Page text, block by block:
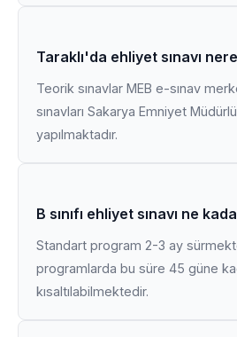
Taraklı'da ehliyet sınavı
Teorik sınavlar MEB e-sınav
sınavları Sakarya Emniyet
yapılmaktadır.
B sınıfı ehliyet sınavı ne
Standart program 2-3 ay
programlarda bu süre 45 güne
kısaltılabilmektedir.